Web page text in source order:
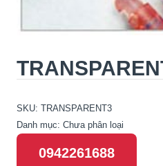
SKU: TRANSPARENT3
Danh mục: Chưa phân loại
0942261688